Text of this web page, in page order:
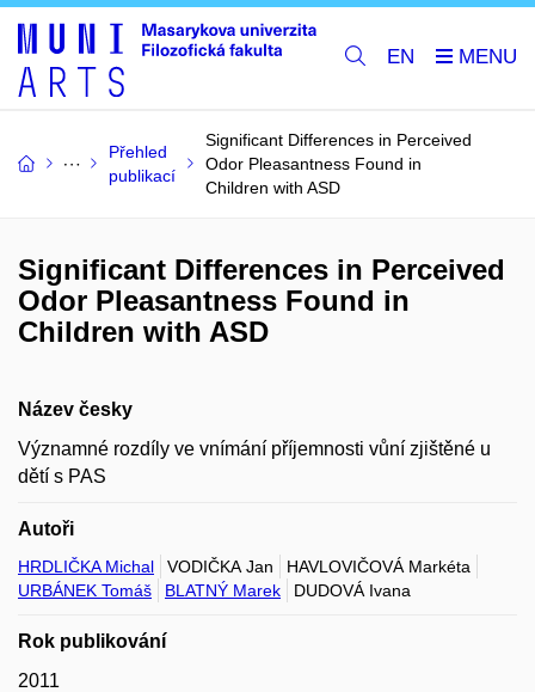
EN
Přehled
publikací
Significant Differences in Perceived
Odor Pleasantness Found in
Children with ASD
Significant Differences in Perceived
Odor Pleasantness Found in
Children with ASD
Název česky
Významné rozdíly ve vnímání příjemnosti vůní zjištěné u
dětí s PAS
Autoři
HRDLIČKA Michal VODIČKA Jan
HAVLOVIČOVÁ Markéta
URBÁNEK Tomáš
BLATNÝ Marek DUDOVÁ Ivana
Rok publikování
2011